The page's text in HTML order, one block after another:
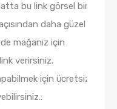
bu link görsel bir
daha güzel
mağanız için
verirsiniz.
için ücretsiz